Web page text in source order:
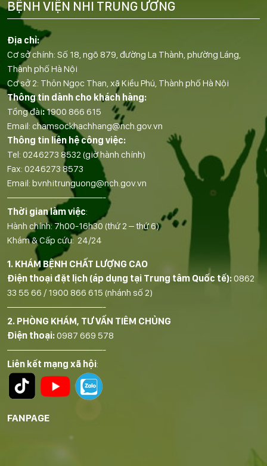
Địa chỉ:
Cơ sở chính: Số 18, ngõ 879, đường La Thành, phường Láng,
Thành phố Hà Nội
Cơ sở 2: Thôn Ngọc Than, xã Kiều Phú, Thành phố Hà Nội
Thông tin dành cho khách hàng:
Tổng đài:1900 866 615
Email: chamsockhachhang@nch.gov.vn
Thông tin liên hệ công việc:
Tel: 0246273 8532 (giờ hành chính)
Fax: 0246273 8573
Email: bvnhitrunguong@nch.gov.vn
——————————-
Thời gian làm việc:
Hành chính: 7h00-16h30 (thứ 2 – thứ 6)
Khám & Cấp cứu: 24/24
1. KHÁM BỆNH CHẤT LƯỢNG CAO
Điện thoại đặt lịch (áp dụng tại Trung tâm Quốc tế):0862
33 55 66 / 1900 866 615 (nhánh số 2)
——————————-
2. PHÒNG KHÁM, TƯ VẤN TIÊM CHỦNG
Điện thoại:0987 669 578
——————————-
Liên kết mạng xã hội:
FANPAGE
BỆNH VIỆN NHI TRUNG ƯƠNG